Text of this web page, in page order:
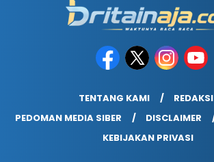
TENTANG KAMI
REDAKSI
PEDOMAN MEDIA SIBER
DISCLAIMER
KEBIJAKAN PRIVASI